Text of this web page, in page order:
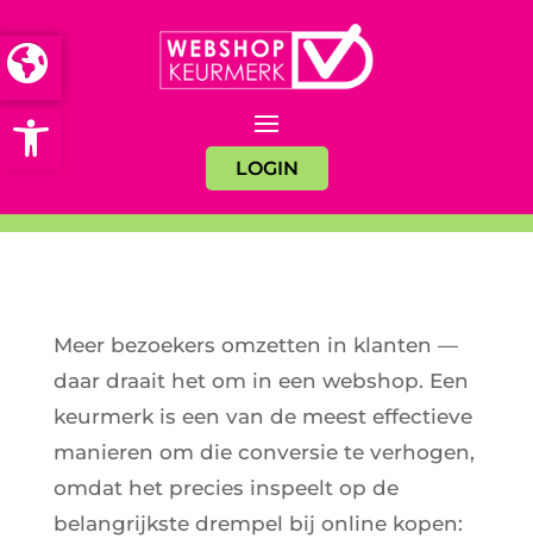
Open toolbar
LOGIN
Meer bezoekers omzetten in klanten —
daar draait het om in een webshop. Een
keurmerk is een van de meest effectieve
manieren om die conversie te verhogen,
omdat het precies inspeelt op de
belangrijkste drempel bij online kopen: